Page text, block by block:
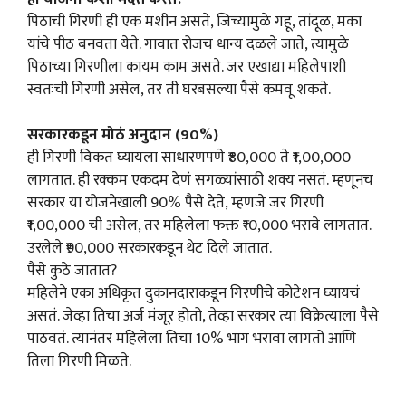
पिठाची गिरणी ही एक मशीन असते, जिच्यामुळे गहू, तांदूळ, मका
यांचे पीठ बनवता येते. गावात रोजच धान्य दळले जाते, त्यामुळे
पिठाच्या गिरणीला कायम काम असते. जर एखाद्या महिलेपाशी
स्वतःची गिरणी असेल, तर ती घरबसल्या पैसे कमवू शकते.
सरकारकडून मोठं अनुदान (90%)
ही गिरणी विकत घ्यायला साधारणपणे ₹80,000 ते ₹1,00,000
लागतात. ही रक्कम एकदम देणं सगळ्यांसाठी शक्य नसतं. म्हणूनच
सरकार या योजनेखाली 90% पैसे देते, म्हणजे जर गिरणी
₹1,00,000 ची असेल, तर महिलेला फक्त ₹10,000 भरावे लागतात.
उरलेले ₹90,000 सरकारकडून थेट दिले जातात.
पैसे कुठे जातात?
महिलेने एका अधिकृत दुकानदाराकडून गिरणीचे कोटेशन घ्यायचं
असतं. जेव्हा तिचा अर्ज मंजूर होतो, तेव्हा सरकार त्या विक्रेत्याला पैसे
पाठवतं. त्यानंतर महिलेला तिचा 10% भाग भरावा लागतो आणि
तिला गिरणी मिळते.